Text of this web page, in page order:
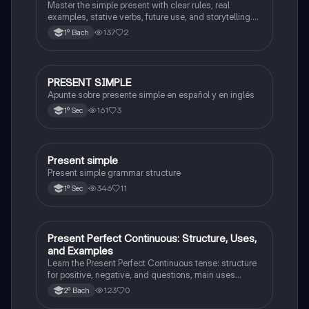
Master the simple present with clear rules, real
examples, stative verbs, future use, and storytelling.
Boost your English with questions for active recall.
Created using the powerful Cornell note-taking
1º Bach 137 2
Inglés
PRESENT SIMPLE
Apunte sobre presente simple en español y en inglés
1º Sec 161 3
Inglés
Present simple
Present simple grammar structure
1º Sec 346 11
Inglés
Present Perfect Continuous: Structure, Uses,
and Examples
Learn the Present Perfect Continuous tense: structure
for positive, negative, and questions, main uses
(ongoing actions, temporary situations, evidence),
contractions, and when to use “have” or “has.” Stative
2º Bach 123 0